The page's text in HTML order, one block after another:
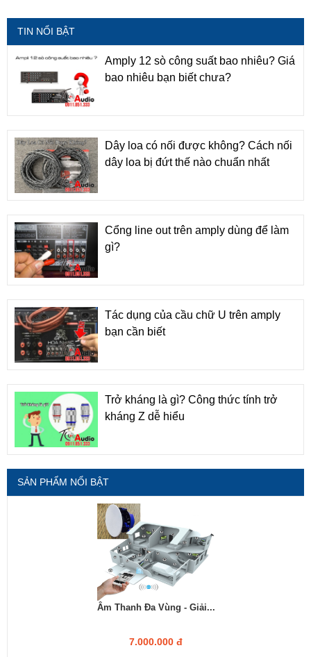
TIN NỔI BẬT
Amply 12 sò công suất bao nhiêu? Giá
bao nhiêu bạn biết chưa?
Dây loa có nối được không? Cách nối
dây loa bị đứt thế nào chuẩn nhất
Cổng line out trên amply dùng để làm
gì?
Tác dụng của cầu chữ U trên amply
bạn cần biết
Trở kháng là gì? Công thức tính trở
kháng Z dễ hiểu
SẢN PHẨM NỔI BẬT
Âm Thanh Đa Vùng - Giải...
7.000.000 đ